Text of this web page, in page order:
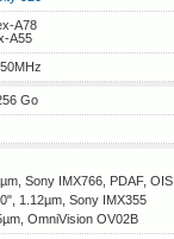
A78
A55
Go
Sony IMX766, PDAF, OIS
1.12µm, Sony IMX355
OmniVision OV02B